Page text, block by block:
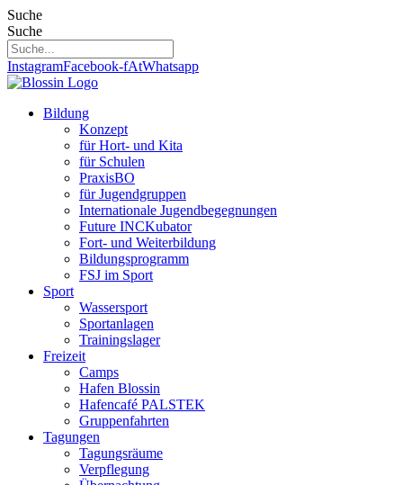
Zum
Inhalt
springen
Suche
Suche
InstagramFacebook-fAtWhatsapp
Bildung
Konzept
für Hort- und Kita
für Schulen
PraxisBO
für Jugendgruppen
Internationale Jugendbegegnungen
Future INCKubator
Fort- und Weiterbildung
Bildungsprogramm
FSJ im Sport
Sport
Wassersport
Sportanlagen
Trainingslager
Freizeit
Camps
Hafen Blossin
Hafencafé PALSTEK
Gruppenfahrten
Tagungen
Tagungsräume
Verpflegung